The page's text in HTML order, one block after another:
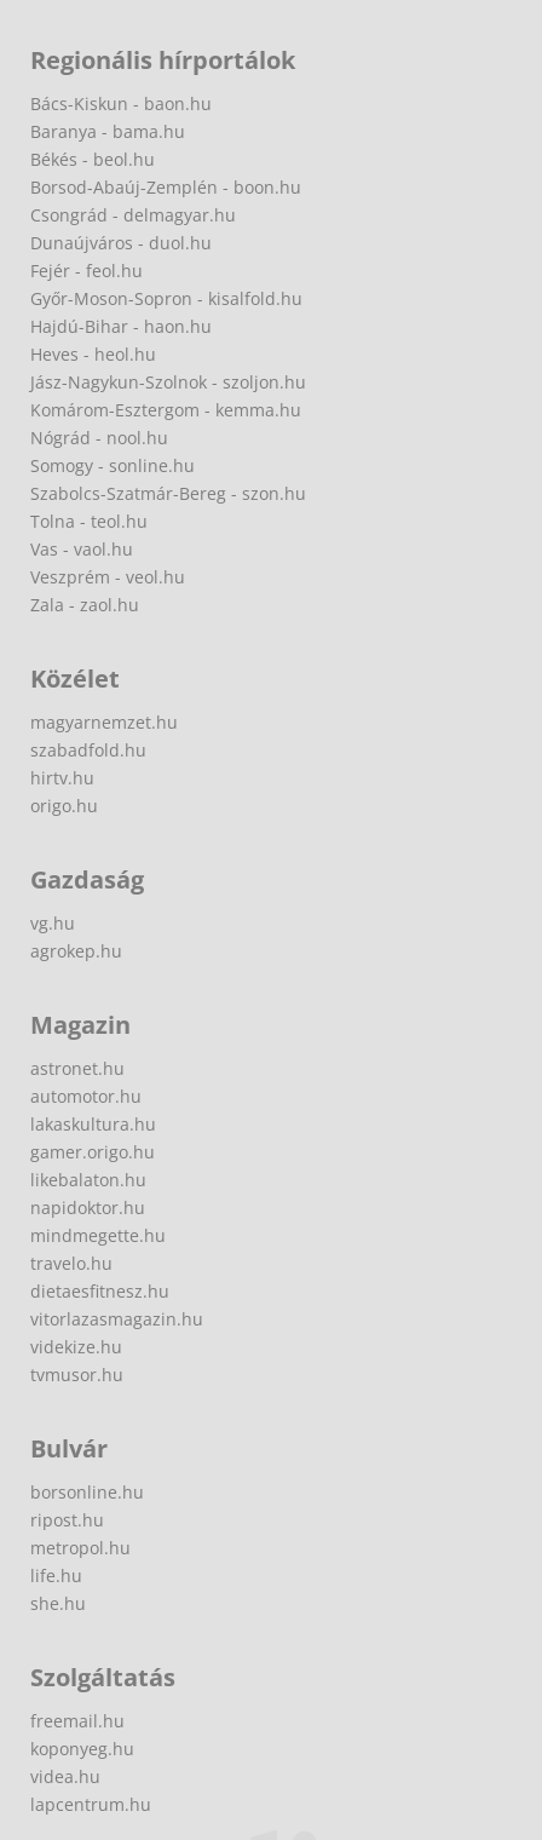
Regionális hírportálok
Bács-Kiskun - baon.hu
Baranya - bama.hu
Békés - beol.hu
Borsod-Abaúj-Zemplén - boon.hu
Csongrád - delmagyar.hu
Dunaújváros - duol.hu
Fejér - feol.hu
Győr-Moson-Sopron - kisalfold.hu
Hajdú-Bihar - haon.hu
Heves - heol.hu
Jász-Nagykun-Szolnok - szoljon.hu
Komárom-Esztergom - kemma.hu
Nógrád - nool.hu
Somogy - sonline.hu
Szabolcs-Szatmár-Bereg - szon.hu
Tolna - teol.hu
Vas - vaol.hu
Veszprém - veol.hu
Zala - zaol.hu
Közélet
magyarnemzet.hu
szabadfold.hu
hirtv.hu
origo.hu
Gazdaság
vg.hu
agrokep.hu
Magazin
astronet.hu
automotor.hu
lakaskultura.hu
gamer.origo.hu
likebalaton.hu
napidoktor.hu
mindmegette.hu
travelo.hu
dietaesfitnesz.hu
vitorlazasmagazin.hu
videkize.hu
tvmusor.hu
Bulvár
borsonline.hu
ripost.hu
metropol.hu
life.hu
she.hu
Szolgáltatás
freemail.hu
koponyeg.hu
videa.hu
lapcentrum.hu